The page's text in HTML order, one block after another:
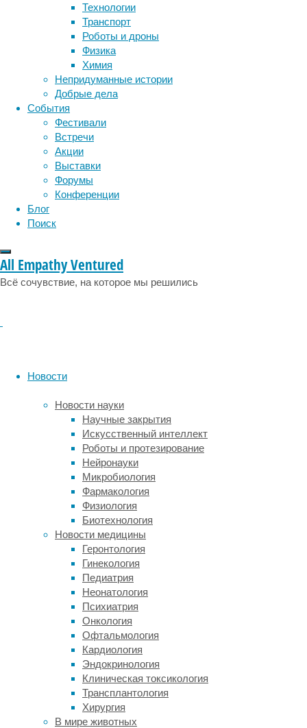
Технологии
Транспорт
Роботы и дроны
Физика
Химия
Непридуманные истории
Добрые дела
События
Фестивали
Встречи
Акции
Выставки
Форумы
Конференции
Блог
Поиск
All Empathy Ventured
Всё сочувствие, на которое мы решились
Новости
Новости науки
Научные закрытия
Искусственный интеллект
Роботы и протезирование
Нейронауки
Микробиология
Фармакология
Физиология
Биотехнология
Новости медицины
Геронтология
Гинекология
Педиатрия
Неонатология
Психиатрия
Онкология
Офтальмология
Кардиология
Эндокринология
Клиническая токсикология
Трансплантология
Хирургия
В мире животных
Вирусами
компания
занимается
уже
не
первый
год,
есть
и
ВИЧ,
другие.
том,
по
каким
стандартам
работают
Visual
Science
почему
свои
модели
авторы
называют
самими
точными
мире,
мы
поговорили
основателем
компании
лекарства медицина
мозг наука неврология
нейробиология
нейрофизиология
онкология
поведение
сон социальные проблемы
физиология
эмоции